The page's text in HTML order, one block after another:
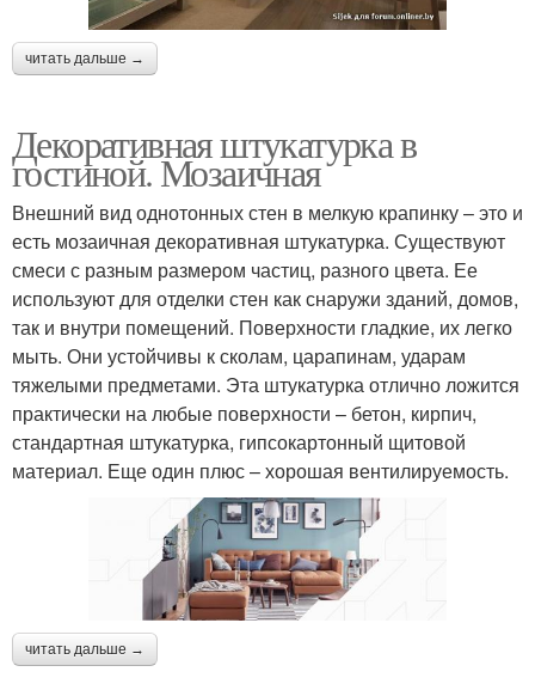
читать дальше →
Декоративная штукатурка в
гостиной. Мозаичная
Внешний вид однотонных стен в мелкую крапинку – это и
есть мозаичная декоративная штукатурка. Существуют
смеси с разным размером частиц, разного цвета. Ее
используют для отделки стен как снаружи зданий, домов,
так и внутри помещений. Поверхности гладкие, их легко
мыть. Они устойчивы к сколам, царапинам, ударам
тяжелыми предметами. Эта штукатурка отлично ложится
практически на любые поверхности – бетон, кирпич,
стандартная штукатурка, гипсокартонный щитовой
материал. Еще один плюс – хорошая вентилируемость.
читать дальше →